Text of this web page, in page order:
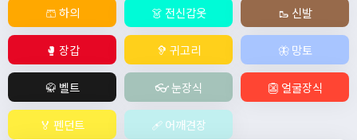
🩳 하의 👗 전신갑옷 🥾 신발
🥊 장갑 🦻 귀고리 🦋 망토
🥋 벨트 👓 눈장식 👺 얼굴장식
🏅 펜던트 🩹 어깨견장